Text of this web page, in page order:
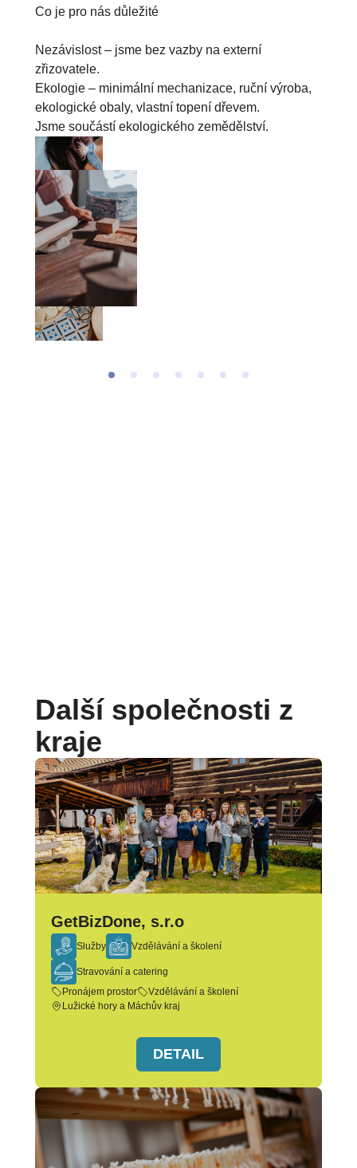
Co je pro nás důležité
Nezávislost – jsme bez vazby na externí
zřizovatele.
Ekologie – minimální mechanizace, ruční výroba,
ekologické obaly, vlastní topení dřevem.
Jsme součástí ekologického zemědělství.
Další společnosti z
kraje
GetBizDone, s.r.o
Služby Vzdělávání a školení
Stravování a catering
Pronájem prostor
Vzdělávání a školení
Lužické hory a Máchův kraj
DETAIL